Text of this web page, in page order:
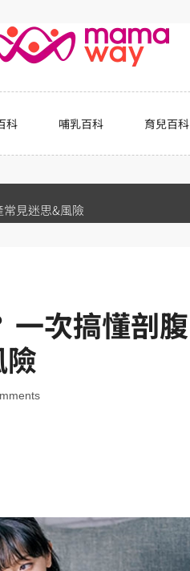
科 哺乳百科 育兒百科
見迷思&風險
一次搞懂剖腹